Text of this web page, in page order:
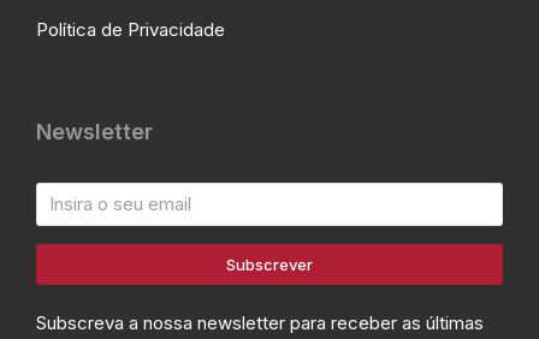
Política de Privacidade
Newsletter
Subscrever
Subscreva a nossa newsletter para receber as últimas